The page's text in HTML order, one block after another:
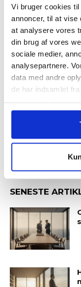
Vi bruger cookies
annoncer, til at vise
at analysere vores
din brug af vores
sociale medier,
analysepartnere.
data med andre
de har indsamlet
anvende vores
RELATEREDE
SENESTE